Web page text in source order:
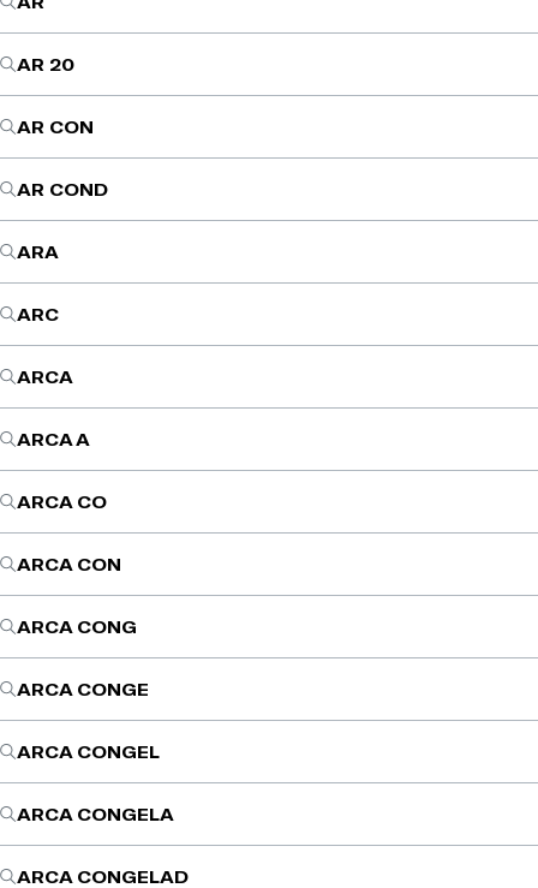
AR 20
AR CON
AR COND
ARA
ARC
ARCA
ARCA A
ARCA CO
ARCA CON
ARCA CONG
ARCA CONGE
ARCA CONGEL
ARCA CONGELA
ARCA CONGELAD